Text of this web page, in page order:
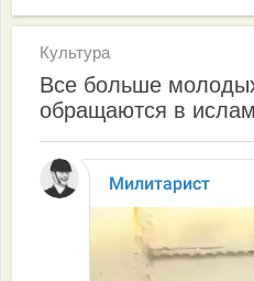
Культура
Все больше
обращаются в ислам